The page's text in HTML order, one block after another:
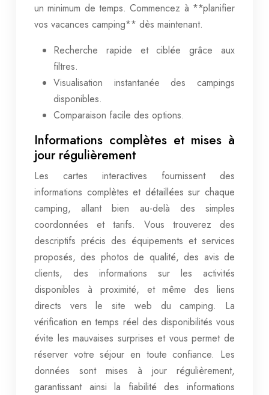
un minimum de temps. Commencez à **planifier
vos vacances camping** dès maintenant.
Recherche rapide et ciblée grâce aux
filtres.
Visualisation instantanée des campings
disponibles.
Comparaison facile des options.
Informations complètes et mises à
jour régulièrement
Les cartes interactives fournissent des
informations complètes et détaillées sur chaque
camping, allant bien au-delà des simples
coordonnées et tarifs. Vous trouverez des
descriptifs précis des équipements et services
proposés, des photos de qualité, des avis de
clients, des informations sur les activités
disponibles à proximité, et même des liens
directs vers le site web du camping. La
vérification en temps réel des disponibilités vous
évite les mauvaises surprises et vous permet de
réserver votre séjour en toute confiance. Les
données sont mises à jour régulièrement,
garantissant ainsi la fiabilité des informations